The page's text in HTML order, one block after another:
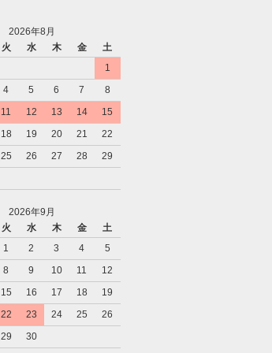
2026年8月
火 水 木 金
土
1
4 5 6 7
8
11 12 13 14
15
18 19 20 21
22
25 26 27 28
29
2026年9月
火 水 木 金
土
1
2 3 4
5
8 9 10 11
12
15 16 17 18
19
22 23 24 25
26
29 30